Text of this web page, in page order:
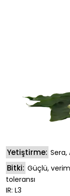
Yetiştirme: Sera,
Bitki: Güçlü,
toleransı
IR: L3